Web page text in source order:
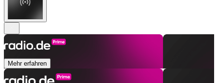
Mehr erfahren